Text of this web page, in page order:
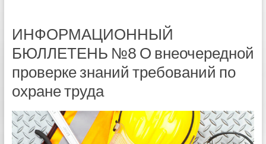
ИНФОРМАЦИОННЫЙ
БЮЛЛЕТЕНЬ №8 О внеочередной
проверке знаний требований по
охране труда